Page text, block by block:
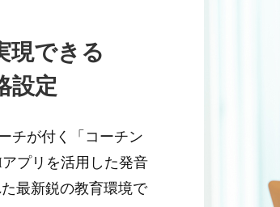
現できる
設定
チが付く「コーチン
プリを活用した発音
最新鋭の教育環境で